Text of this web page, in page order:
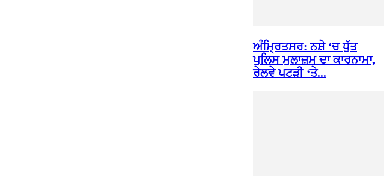
ਅੰਮ੍ਰਿਤਸਰ: ਨਸ਼ੇ ‘ਚ ਧੁੱਤ
ਪੁਲਿਸ ਮੁਲਾਜ਼ਮ ਦਾ ਕਾਰਨਾਮਾ,
ਰੇਲਵੇ ਪਟੜੀ ‘ਤੇ...